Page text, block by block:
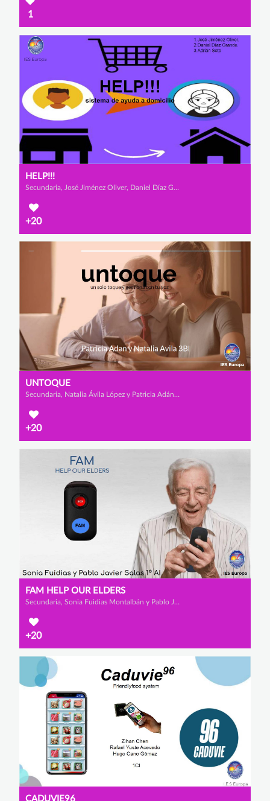
1
HELP!!!
Secundaria, José Jiménez Oliver, Daniel Díaz Grande y Adrian Soto Hernández
+20
UNTOQUE
Secundaria, Natalia Ávila López y Patricia Adán Sánchez-Fortún
+20
FAM HELP OUR ELDERS
Secundaria, Sonia Fuidias Montalbán y Pablo Javier Salas Orozco
+20
CADUVIE96